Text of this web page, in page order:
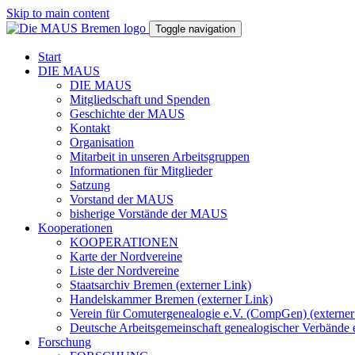
Skip to main content
Toggle navigation
Start
DIE MAUS
DIE MAUS
Mitgliedschaft und Spenden
Geschichte der MAUS
Kontakt
Organisation
Mitarbeit in unseren Arbeitsgruppen
Informationen für Mitglieder
Satzung
Vorstand der MAUS
bisherige Vorstände der MAUS
Kooperationen
KOOPERATIONEN
Karte der Nordvereine
Liste der Nordvereine
Staatsarchiv Bremen (externer Link)
Handelskammer Bremen (externer Link)
Verein für Comutergenealogie e.V. (CompGen)
Deutsche Arbeitsgemeinschaft genealogischer
Forschung